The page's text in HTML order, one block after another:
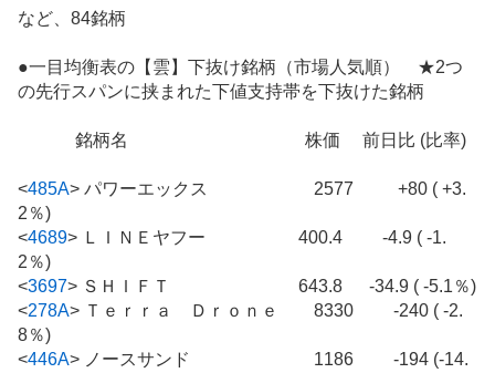
など、84銘柄
●一目均衡表の【雲】下抜け銘柄（市場人気順） ★2つ
の先行スパンに挟まれた下値支持帯を下抜けた銘柄
銘柄名 株価 前日比 (比率)
<485A> パワーエックス 2577 +80 ( +3.
2％)
<4689> ＬＩＮＥヤフー 400.4 -4.9 ( -1.
2％)
<3697> ＳＨＩＦＴ 643.8 -34.9 ( -5.1％)
<278A> Ｔｅｒｒａ Ｄｒｏｎｅ 8330 -240 ( -2.
8％)
<446A> ノースサンド 1186 -194 (-14.